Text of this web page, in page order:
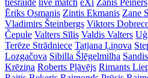
tiešraide live match eXi Žanis Peiners
Ēriks Osmanis Zintis Ekmanis Zane
Vladimirs Šteinbergs Viktors
Čepule Valters Sīlis Valdis Valters
Terēze Strādniece Tatjana Ļiņova
Lozgačova Sibilla Šlēgelmilha
Krēziņa Roberts Pļāvējs Rimants